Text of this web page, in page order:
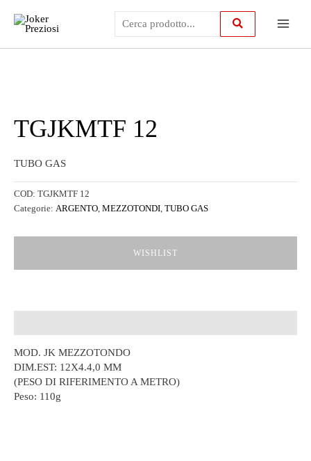
contenuto
TGJKMTF 12
TUBO GAS
COD: TGJKMTF 12
Categorie: ARGENTO, MEZZOTONDI, TUBO GAS
WISHLIST
MOD. JK MEZZOTONDO
DIM.EST: 12X4.4,0 MM
(PESO DI RIFERIMENTO A METRO)
Peso: 110g